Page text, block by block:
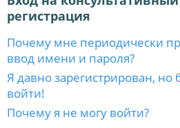
регистрация
Почему мне периодически
ввод имени и пароля?
Я давно зарегистрирован,
войти!
Почему я не могу войти?